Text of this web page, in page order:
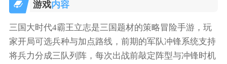
游戏内容
三国大时代4霸王立志是三国题材的策略冒险手游，玩
家开局可选兵种与加点路线，前期的军队冲锋系统支持
将兵力分成三队列阵，每次出战前敲定阵型与冲锋时机